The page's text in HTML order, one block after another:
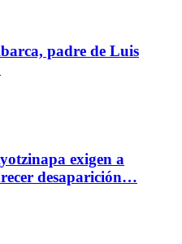
padre de Luis
exigen a
desaparición…